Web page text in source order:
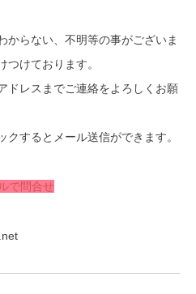
からない、不明等の事がございま
つけております。
ドレスまでご連絡をよろしくお願
クするとメール送信ができます。
で問合せ